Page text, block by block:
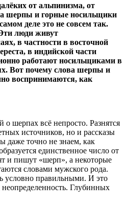
от альпинизма, от
шерпы и горные носильщики
деле это не совсем так.
люди живут
в частности в восточной
в индийской части
работают носильщиками в
Вот почему слова шерпы и
воспринимаются, как
шерпах всё непросто. Разнятся
источников, но и рассказы
даже точно не знаем, как
единственное число от
и пишут «шерп», а некоторые
словами мужского рода.
условно правильными. И это
неопределенность. Глубинных